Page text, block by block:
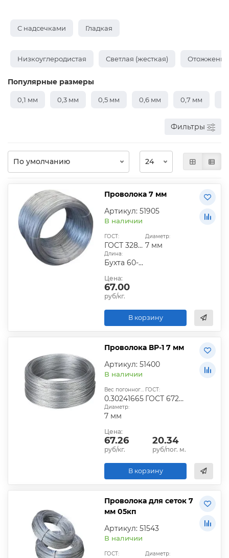
С надсечками Гладкая
Низкоуглеродистая Светлая (жесткая)
Популярные размеры
0,1 мм 0,3 мм 0,5 мм 0,6 мм 0,7 мм
Фильтры
Проволока 7 мм
Артикул: 51905
В наличии
ГОСТ:
ГОСТ 3282-74
Диаметр:
7 мм
Длина:
Бухта 60-120 кг
Цена:
67.00
руб/кг.
В корзину
Проволока ВР-1 7 мм
Артикул: 51400
В наличии
Вес погонного метра, кг:
0.30241665
ГОСТ:
ГОСТ 6727-80
Диаметр:
7 мм
Цена:
67.26
руб/кг.
20.34
руб/пог. м.
В корзину
Проволока для сеток 7
мм 05кп
Артикул: 51543
В наличии
ГОСТ: Диаметр: